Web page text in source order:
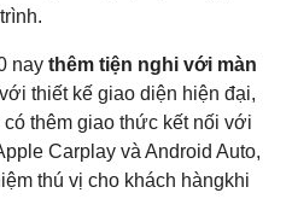
nay thêm tiện nghi với màn
thiết kế giao diện hiện đại,
thêm giao thức kết nối với
Carplay và Android Auto,
thú vị cho khách hàngkhi